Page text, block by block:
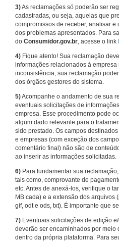
3)As reclamações só poderão ser
cadastradas, ou seja, aquelas que
compromissos de receber, analisar
dos problemas apresentados. Para
do Consumidor.gov.br, acesse o link
4) Fique atento! Sua reclamação
informações relacionados à
inconsistência, sua reclamação
dos órgãos gestores do sistema.
5)Acompanhe o andamento de sua
eventuais solicitações de
empresa. Esse procedimento pode
algum dado relevante para o
sido prestado. Os campos
e empresas (com exceção dos
comentário final) não são de
ao inserir as informações solicitadas.
6) Para fundamentar sua
tais como, comprovante de
etc. Antes de anexá-los, verifique o
MB cada) e a extensão dos arquivos
gif, odt e ods, txt). É importante que
7) Eventuais solicitações de edição
deverão ser encaminhados por meio
dentro da própria plataforma. Para